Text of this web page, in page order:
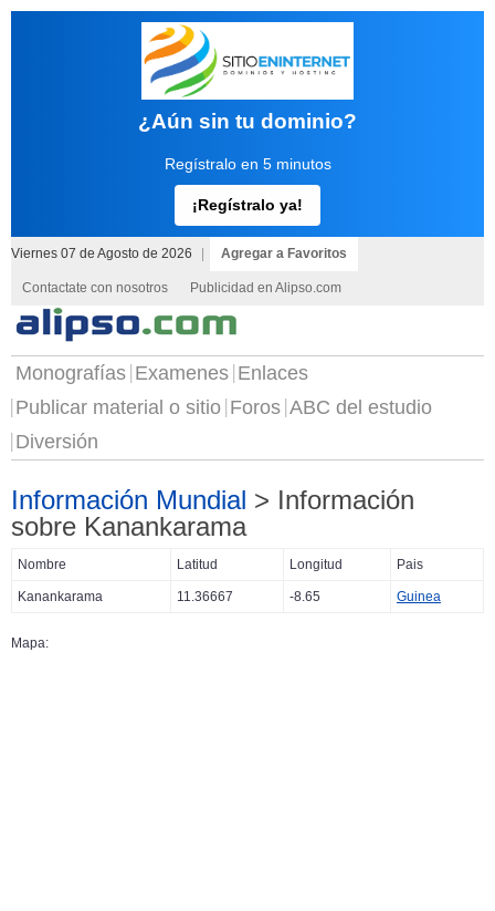
¿Aún sin tu dominio?
Regístralo en 5 minutos
¡Regístralo ya!
Viernes 07 de Agosto de 2026 Agregar a Favoritos
Contactate con nosotros Publicidad en Alipso.com
Monografías Examenes Enlaces
Publicar material o sitio Foros ABC del estudio
Diversión
Información Mundial > Información
sobre Kanankarama
Nombre Latitud Longitud Pais
Kanankarama 11.36667 -8.65 Guinea
Mapa: